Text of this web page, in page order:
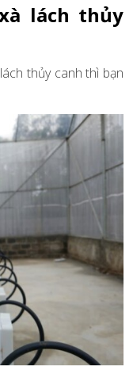
lách thủy
thủy canh thì bạn